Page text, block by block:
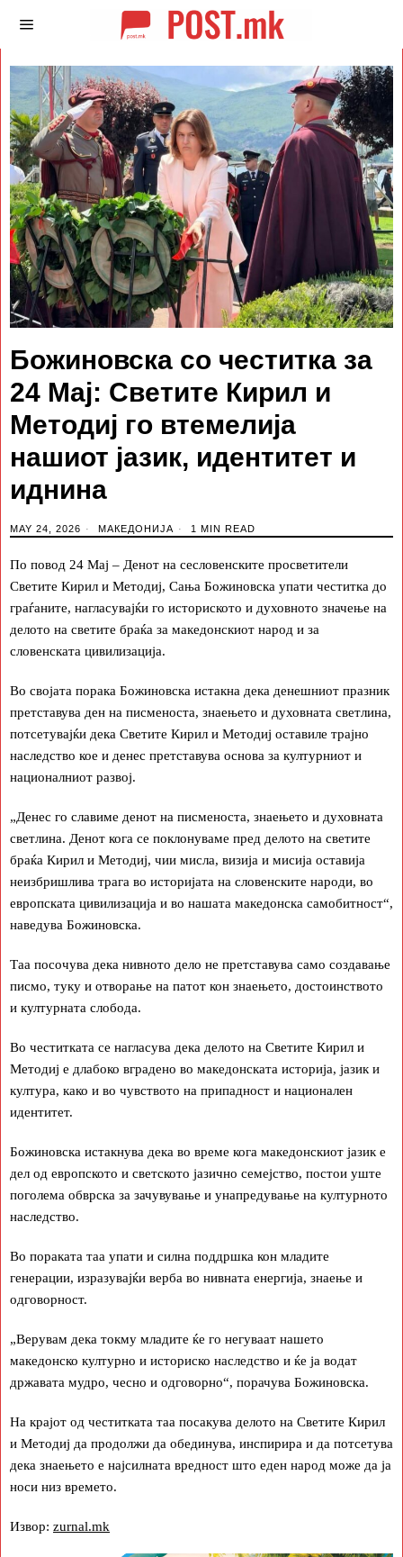
Божиновска со честитка за
24 Мај: Светите Кирил и
Методиј го втемелија
нашиот јазик, идентитет и
иднина
MAY 24, 2026 МАКЕДОНИЈА 1 MIN READ
По повод 24 Мај – Денот на сесловенските просветители
Светите Кирил и Методиј, Сања Божиновска упати честитка до
граѓаните, нагласувајќи го историското и духовното значење на
делото на светите браќа за македонскиот народ и за
словенската цивилизација.
Во својата порака Божиновска истакна дека денешниот празник
претставува ден на писменоста, знаењето и духовната светлина,
потсетувајќи дека Светите Кирил и Методиј оставиле трајно
наследство кое и денес претставува основа за културниот и
националниот развој.
„Денес го славиме денот на писменоста, знаењето и духовната
светлина. Денот кога се поклонуваме пред делото на светите
браќа Кирил и Методиј, чии мисла, визија и мисија оставија
неизбришлива трага во историјата на словенските народи, во
европската цивилизација и во нашата македонска самобитност“,
наведува Божиновска.
Таа посочува дека нивното дело не претставува само создавање
писмо, туку и отворање на патот кон знаењето, достоинството
и културната слобода.
Во честитката се нагласува дека делото на Светите Кирил и
Методиј е длабоко вградено во македонската историја, јазик и
култура, како и во чувството на припадност и национален
идентитет.
Божиновска истакнува дека во време кога македонскиот јазик е
дел од европското и светското јазично семејство, постои уште
поголема обврска за зачувување и унапредување на културното
наследство.
Во пораката таа упати и силна поддршка кон младите
генерации, изразувајќи верба во нивната енергија, знаење и
одговорност.
„Верувам дека токму младите ќе го негуваат нашето
македонско културно и историско наследство и ќе ја водат
државата мудро, чесно и одговорно“, порачува Божиновска.
На крајот од честитката таа посакува делото на Светите Кирил
и Методиј да продолжи да обединува, инспирира и да потсетува
дека знаењето е најсилната вредност што еден народ може да ја
носи низ времето.
Извор: zurnal.mk